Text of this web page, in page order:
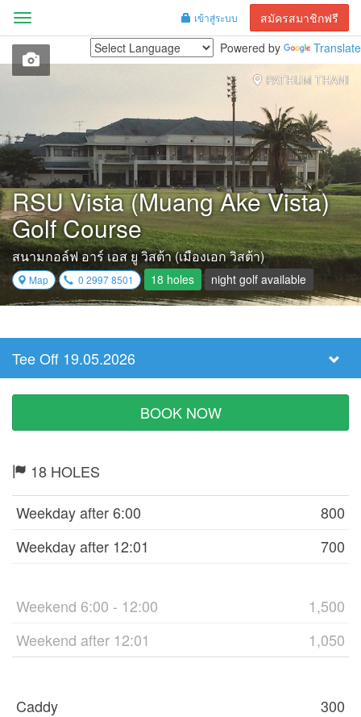
เข้าสู่ระบบ สมัครสมาชิกฟรี
Menu
Powered by
Translate
PATHUM THANI
RSU Vista (Muang Ake Vista)
Golf Course
สนามกอล์ฟ อาร์ เอส ยู วิสต้า (เมืองเอก วิสต้า)
Map 0 2997 8501 18 holes night golf available
Select
Tee
Time
Tee Off 19.05.2026
BOOK NOW
18 HOLES
Weekday after 6:00
800
Weekday after 12:01
700
Weekend 6:00 - 12:00
1,500
Weekend after 12:01
1,050
Caddy
300